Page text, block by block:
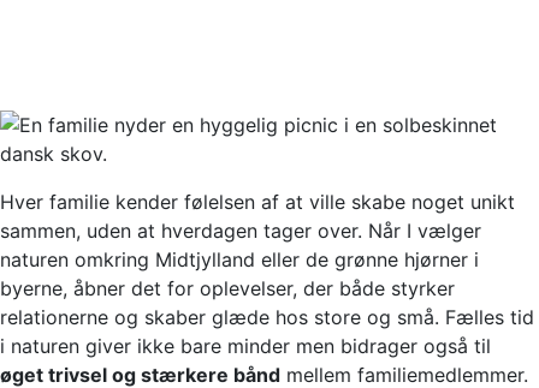
Hver familie kender følelsen af at ville skabe noget unikt
sammen, uden at hverdagen tager over. Når I vælger
naturen omkring Midtjylland eller de grønne hjørner i
byerne, åbner det for oplevelser, der både styrker
relationerne og skaber glæde hos store og små. Fælles tid
i naturen giver ikke bare minder men bidrager også til
øget trivsel og stærkere bånd mellem familiemedlemmer.